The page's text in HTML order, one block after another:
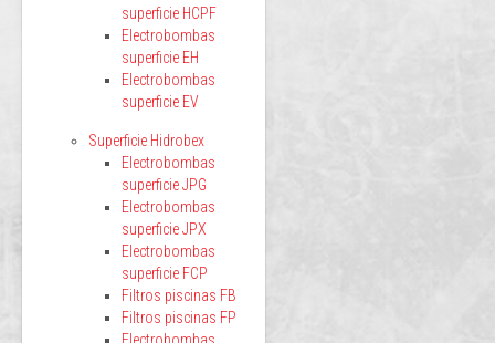
superficie HCPF
Electrobombas
superficie EH
Electrobombas
superficie EV
Superficie Hidrobex
Electrobombas
superficie JPG
Electrobombas
superficie JPX
Electrobombas
superficie FCP
Filtros piscinas FB
Filtros piscinas FP